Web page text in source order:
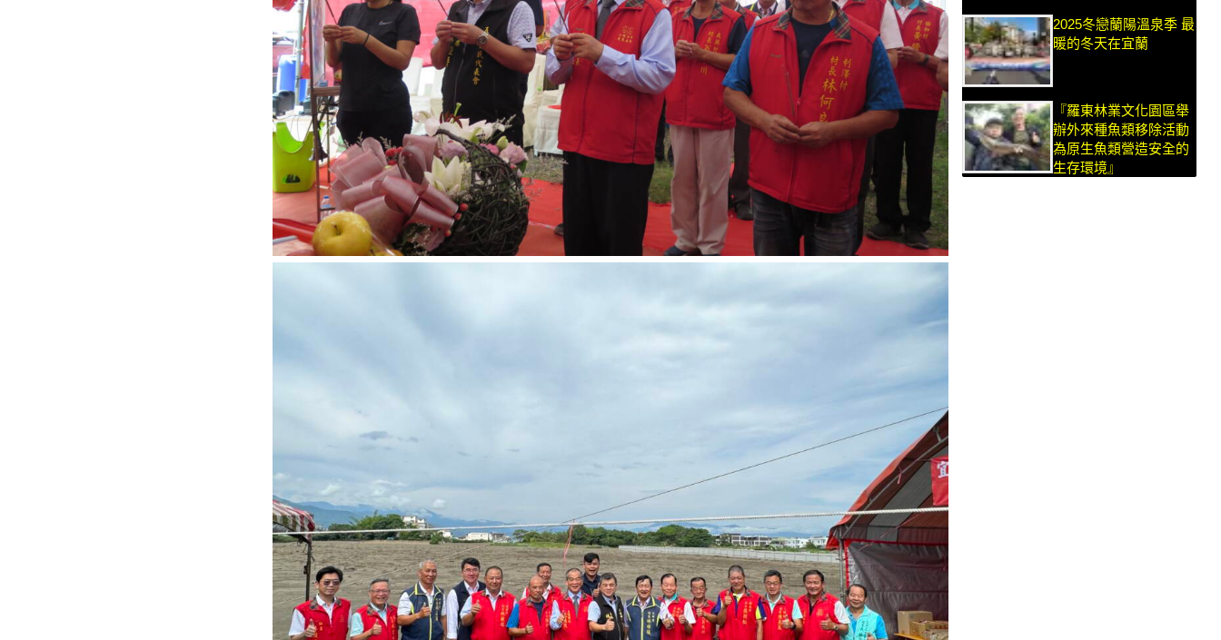
2025冬戀蘭陽溫泉季 最
暖的冬天在宜蘭
『羅東林業文化園區舉
辦外來種魚類移除活動
為原生魚類營造安全的
生存環境』